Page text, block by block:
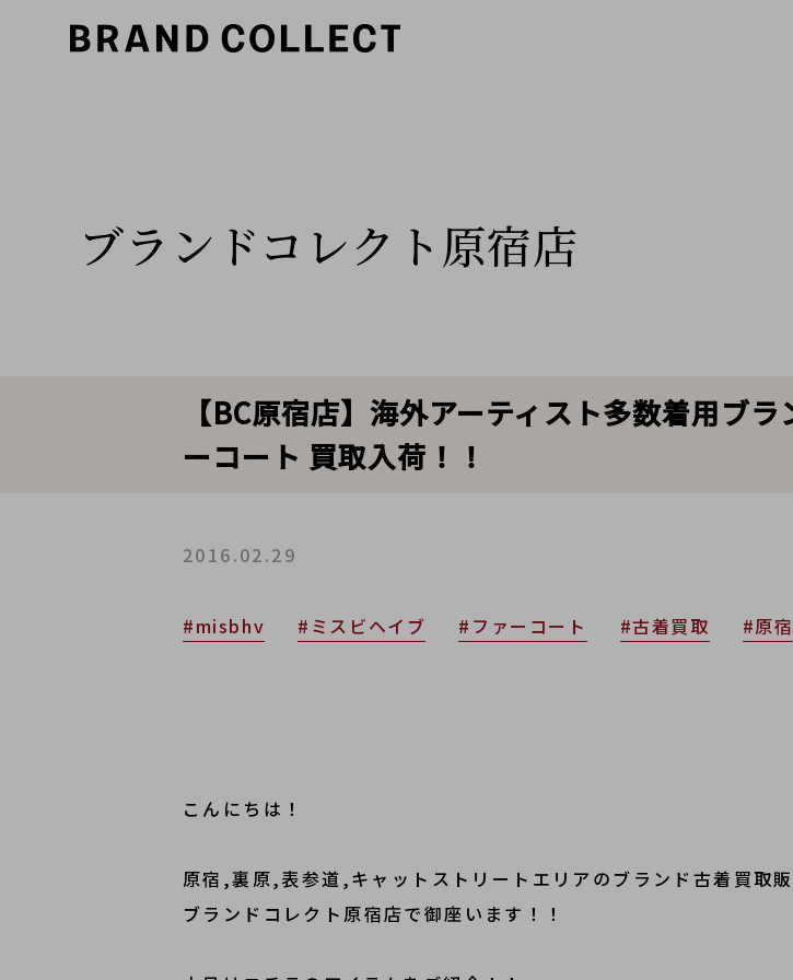
ブランドコレクト原宿店
【BC原宿店】海外アーティスト多数着用ブ
ーコート 買取入荷！！
2016.02.29
#misbhv #ミスビヘイブ #ファーコート #古着買取 #原宿
こんにちは！
原宿,裏原,表参道,キャットストリートエリアのブランド古着買取販
ブランドコレクト原宿店で御座います！！